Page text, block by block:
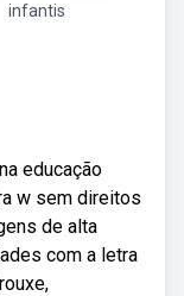
infantis
educação
w sem direitos
de alta
com a letra